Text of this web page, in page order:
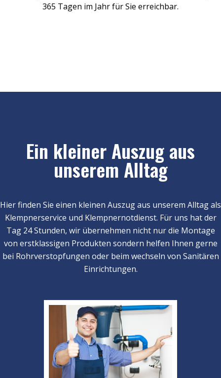
365 Tagen im Jahr für Sie erreichbar.
Ein kleiner Auszug aus
unserem Alltag
Hier finden Sie einen kleinen Auszug aus unserem Alltag als
Klempnerservice und Klempnernotdienst. Für uns hat der
Tag 24 Stunden, wir übernehmen nicht nur die Montage
von erstklassigen Produkten sondern helfen Ihnen gerne
bei Rohrverstopfungen oder beim wechseln von Sanitären
Einrichtungen.